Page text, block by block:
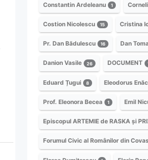
Constantin Ardeleanu 1
Costion Nicolescu 15 Cristina
Pr. Dan Bădulescu 16 Dan
Danion Vasile 26 DOCUMENT
Eduard Țugui 8 Eleodorus
Prof. Eleonora Becea 1 Emil
Episcopul ARTEMIE de RASKA și
Forumul Civic al Românilor din